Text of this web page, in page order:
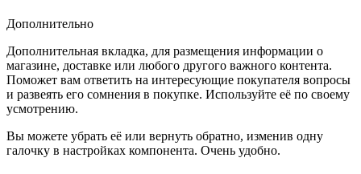
Дополнительно
Дополнительная вкладка, для размещения информации о
магазине, доставке или любого другого важного контента.
Поможет вам ответить на интересующие покупателя вопросы
и развеять его сомнения в покупке. Используйте её по своему
усмотрению.
Вы можете убрать её или вернуть обратно, изменив одну
галочку в настройках компонента. Очень удобно.